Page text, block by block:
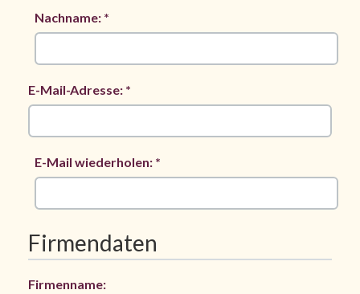
Nachname: *
E-Mail-Adresse: *
E-Mail wiederholen: *
Firmendaten
Firmenname: